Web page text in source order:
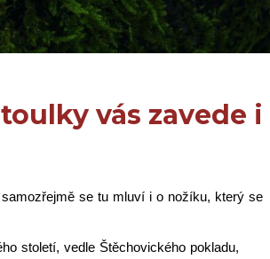
vás zavede i
se tu mluví i o nožíku, který se
století, vedle Štěchovického pokladu,